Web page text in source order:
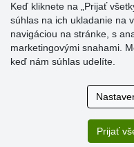
Keď kliknete na „Prijať
súhlas na ich ukladanie na
navigáciou na stránke, s
marketingovými snahami.
keď nám súhlas udelíte.
Prijať